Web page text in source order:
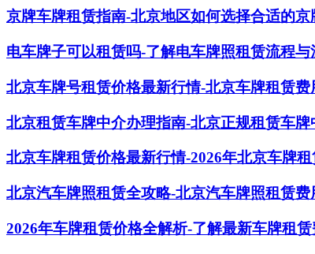
京牌车牌租赁指南-北京地区如何选择合适的
电车牌子可以租赁吗-了解电车牌照租赁流程与
北京车牌号租赁价格最新行情-北京车牌租赁
北京租赁车牌中介办理指南-北京正规租赁车
北京车牌租赁价格最新行情-2026年北京车牌
北京汽车牌照租赁全攻略-北京汽车牌照租赁
2026年车牌租赁价格全解析-了解最新车牌租